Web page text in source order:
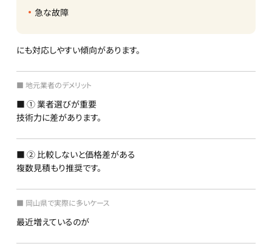
急な故障
にも対応しやすい傾向があります。
■ 地元業者のデメリット
■ ① 業者選びが重要
技術力に差があります。
■ ② 比較しないと価格差がある
複数見積もり推奨です。
■ 岡山県で実際に多いケース
最近増えているのが